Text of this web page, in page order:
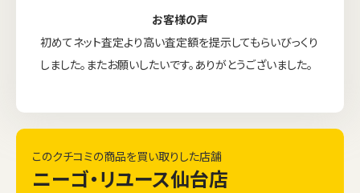
お客様の声
初めてネット査定より高い査定額を提示してもらいびっくり
しました。またお願いしたいです。ありがとうございました。
このクチコミの商品を買い取りした店舗
ニーゴ・リユース仙台店